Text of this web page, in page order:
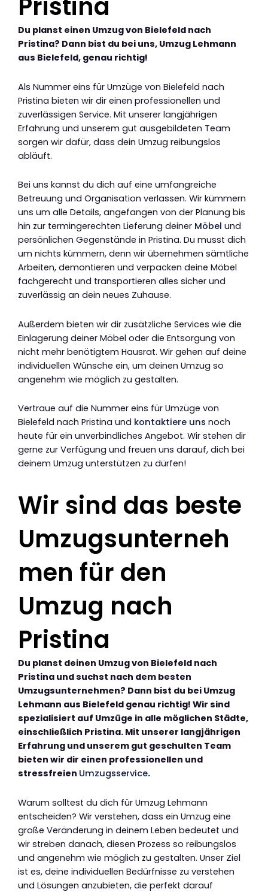
Pristina
Du planst einen Umzug von Bielefeld nach
Pristina? Dann bist du bei uns, Umzug Lehmann
aus Bielefeld, genau richtig!
Als Nummer eins für Umzüge von Bielefeld nach
Pristina bieten wir dir einen professionellen und
zuverlässigen Service. Mit unserer langjährigen
Erfahrung und unserem gut ausgebildeten Team
sorgen wir dafür, dass dein Umzug reibungslos
abläuft.
Bei uns kannst du dich auf eine umfangreiche
Betreuung und Organisation verlassen. Wir kümmern
uns um alle Details, angefangen von der Planung bis
hin zur termingerechten Lieferung deiner Möbel und
persönlichen Gegenstände in Pristina. Du musst dich
um nichts kümmern, denn wir übernehmen sämtliche
Arbeiten, demontieren und verpacken deine Möbel
fachgerecht und transportieren alles sicher und
zuverlässig an dein neues Zuhause.
Außerdem bieten wir dir zusätzliche Services wie die
Einlagerung deiner Möbel oder die Entsorgung von
nicht mehr benötigtem Hausrat. Wir gehen auf deine
individuellen Wünsche ein, um deinen Umzug so
angenehm wie möglich zu gestalten.
Vertraue auf die Nummer eins für Umzüge von
Bielefeld nach Pristina und kontaktiere uns noch
heute für ein unverbindliches Angebot. Wir stehen dir
gerne zur Verfügung und freuen uns darauf, dich bei
deinem Umzug unterstützen zu dürfen!
Wir sind das beste
Umzugsunterneh
men für den
Umzug nach
Pristina
Du planst deinen Umzug von Bielefeld nach
Pristina und suchst nach dem besten
Umzugsunternehmen? Dann bist du bei Umzug
Lehmann aus Bielefeld genau richtig! Wir sind
spezialisiert auf Umzüge in alle möglichen Städte,
einschließlich Pristina. Mit unserer langjährigen
Erfahrung und unserem gut geschulten Team
bieten wir dir einen professionellen und
stressfreien Umzugsservice.
Warum solltest du dich für Umzug Lehmann
entscheiden? Wir verstehen, dass ein Umzug eine
große Veränderung in deinem Leben bedeutet und
wir streben danach, diesen Prozess so reibungslos
und angenehm wie möglich zu gestalten. Unser Ziel
ist es, deine individuellen Bedürfnisse zu verstehen
und Lösungen anzubieten, die perfekt darauf